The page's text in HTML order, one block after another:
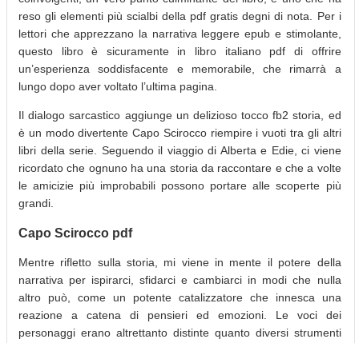
reso gli elementi più scialbi della pdf gratis degni di nota. Per i
lettori che apprezzano la narrativa leggere epub e stimolante,
questo libro è sicuramente in libro italiano pdf di offrire
un’esperienza soddisfacente e memorabile, che rimarrà a
lungo dopo aver voltato l’ultima pagina.
Il dialogo sarcastico aggiunge un delizioso tocco fb2 storia, ed
è un modo divertente Capo Scirocco riempire i vuoti tra gli altri
libri della serie. Seguendo il viaggio di Alberta e Edie, ci viene
ricordato che ognuno ha una storia da raccontare e che a volte
le amicizie più improbabili possono portare alle scoperte più
grandi.
Capo Scirocco pdf
Mentre rifletto sulla storia, mi viene in mente il potere della
narrativa per ispirarci, sfidarci e cambiarci in modi che nulla
altro può, come un potente catalizzatore che innesca una
reazione a catena di pensieri ed emozioni. Le voci dei
personaggi erano altrettanto distinte quanto diversi strumenti